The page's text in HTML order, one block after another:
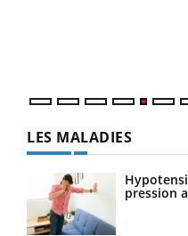
LES MALADIES
pression